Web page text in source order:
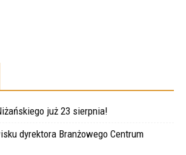
już 23 sierpnia!
dyrektora Branżowego Centrum